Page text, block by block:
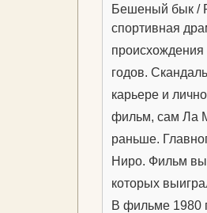
Бешеный бык /
спортивная
годов.
карьере и
фильм, сам Ла
раньше.
Ниро. Фильм
которых
В фильме 1980